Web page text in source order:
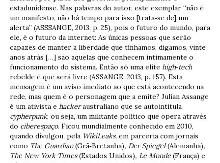
estadunidense. Nas palavras do autor, este exemplar “não é
um manifesto, não há tempo para isso [trata‐se de] um
alerta” (ASSSANGE, 2013, p. 25), pois o futuro do mundo, para
ele, é o futuro da internet: As únicas pessoas que serão
capazes de manter a liberdade que tínhamos, digamos, vinte
anos atrás […] são aquelas que conhecem intimamente o
funcionamento do sistema. Então só uma elite high‐tech
rebelde é que será livre (ASSANGE, 2013, p. 157). Esta
mensagem é um aviso imediato ao que está acontecendo na
rede, mas quem é o personagem que a emite? Julian Assange
é um ativista e hackeraustraliano que se autointitula
cypherpunk, ou seja, um militante político que opera através
do ciberespaço. Ficou mundialmente conhecido em 2010,
quando divulgou, pela WikiLeaks, em parceria com jornais
como The Guardian(Grã‐Bretanha), Der Spiegel(Alemanha),
The New York Times(Estados Unidos), Le Monde (França) e